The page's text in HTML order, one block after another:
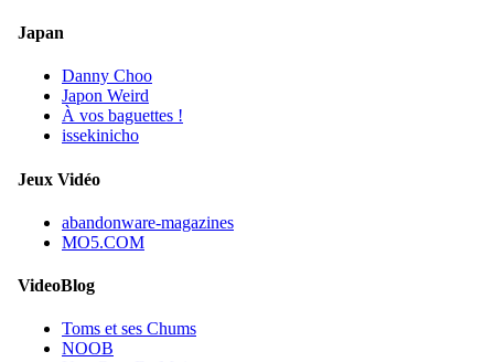
Japan
Danny Choo
Japon Weird
À vos baguettes !
issekinicho
Jeux Vidéo
abandonware-magazines
MO5.COM
VideoBlog
Toms et ses Chums
NOOB